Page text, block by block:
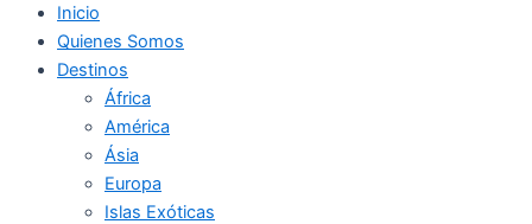
Inicio
Quienes Somos
Destinos
África
América
Ásia
Europa
Islas Exóticas